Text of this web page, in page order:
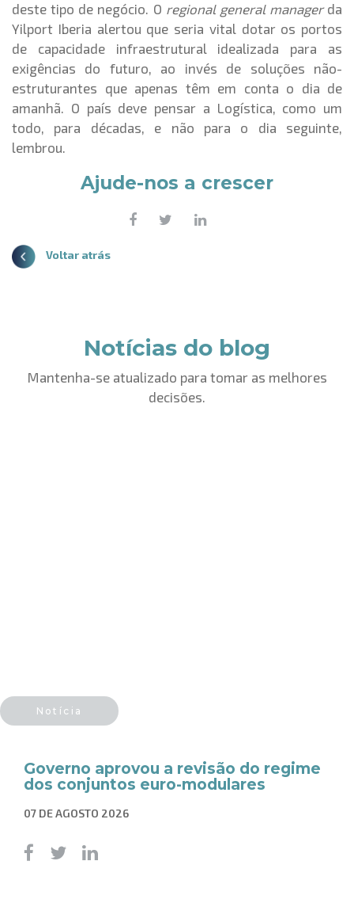
deste tipo de negócio. O regional general manager da
Yilport Iberia alertou que seria vital dotar os portos
de capacidade infraestrutural idealizada para as
exigências do futuro, ao invés de soluções não-
estruturantes que apenas têm em conta o dia de
amanhã. O país deve pensar a Logística, como um
todo, para décadas, e não para o dia seguinte,
lembrou.
Ajude-nos a crescer
Voltar atrás
Notícias do blog
Mantenha-se atualizado para tomar as melhores
decisões.
Notícia
Governo aprovou a revisão do regime
dos conjuntos euro-modulares
07 DE AGOSTO 2026